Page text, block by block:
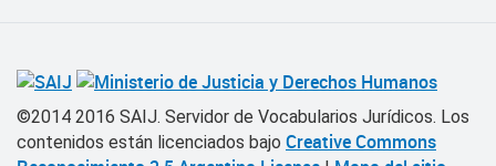
©2014 2016 SAIJ. Servidor de Vocabularios Jurídicos. Los
contenidos están licenciados bajo Creative Commons